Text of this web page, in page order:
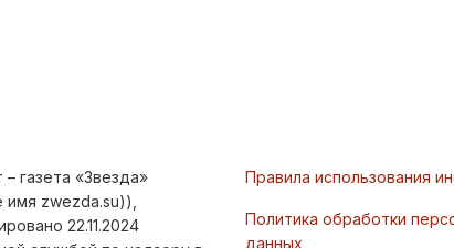
газета «Звезда»
zwezda.su)),
22.11.2024
Правила использования
Политика обработки
данных